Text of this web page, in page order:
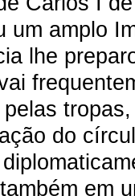
um amplo
lhe
do
em